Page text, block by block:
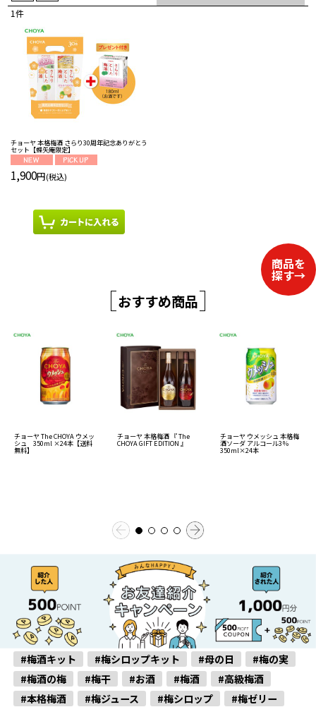
表示数
並び順:
1件
チョーヤ 本格梅酒 さらり30周年記念ありがとう
セット【蝶矢庵限定】
1,900円(税込)
おすすめ商品
チョーヤ The CHOYA ウメッ
シュ 350ml ×24本【送料
無料】
チョーヤ 本格梅酒 『 The
CHOYA GIFT EDITION 』
チョーヤ ウメッシュ 本格梅
酒ソーダ アルコール3％
350ml×24本
#梅酒キット #梅シロップキット #母の日
#梅の実
#梅酒の梅
#梅干 #お酒 #梅酒
#高級梅酒
#本格梅酒
#梅ジュース #梅シロップ
#梅ゼリー